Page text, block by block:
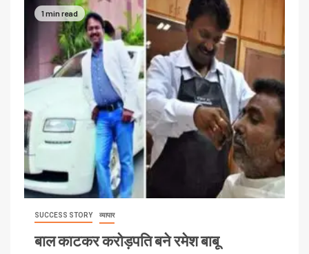
1 min read
SUCCESS STORY व्यापार
बाल काटकर करोड़पति बने रमेश बाबू